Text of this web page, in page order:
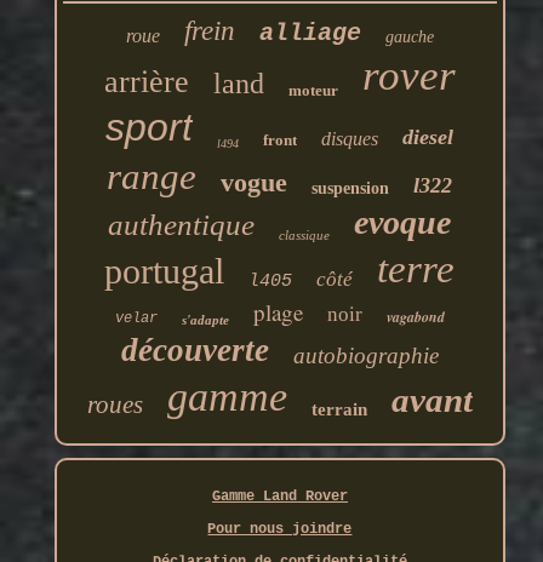
roue frein alliage gauche
arrière land moteur rover
sport l494 front disques diesel
range vogue suspension l322
authentique classique evoque
portugal l405 côté terre
velar s'adapte plage noir vagabond
découverte autobiographie
roues gamme terrain avant
Gamme Land Rover
Pour nous joindre